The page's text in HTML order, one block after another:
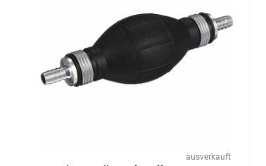
ausverkauft